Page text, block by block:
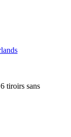
tiroirs sans